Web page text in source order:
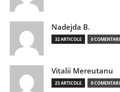
Nadejda B.
32 ARTICOLE 0
Vitalii Mereutanu
23 ARTICOLE 0